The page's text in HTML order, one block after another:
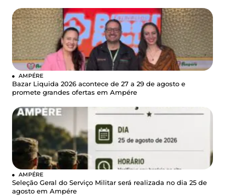
AMPÉRE
Bazar Liquida 2026 acontece de 27 a 29 de agosto e
promete grandes ofertas em Ampére
AMPÉRE
Seleção Geral do Serviço Militar será realizada no dia 25 de
agosto em Ampére